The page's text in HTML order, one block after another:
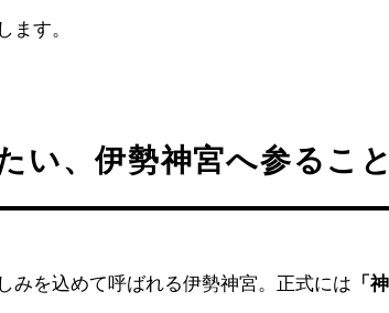
ます。
い、伊勢神宮へ参るこ
みを込めて呼ばれる伊勢神宮。正式には 「